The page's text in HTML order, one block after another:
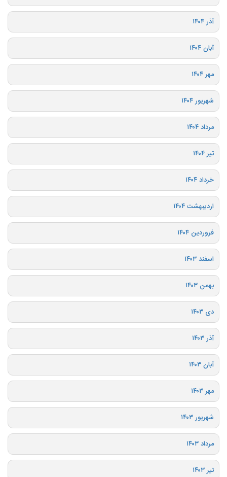
آذر ۱۴۰۴
آبان ۱۴۰۴
مهر ۱۴۰۴
شهریور ۱۴۰۴
مرداد ۱۴۰۴
تیر ۱۴۰۴
خرداد ۱۴۰۴
اردیبهشت ۱۴۰۴
فروردین ۱۴۰۴
اسفند ۱۴۰۳
بهمن ۱۴۰۳
دی ۱۴۰۳
آذر ۱۴۰۳
آبان ۱۴۰۳
مهر ۱۴۰۳
شهریور ۱۴۰۳
مرداد ۱۴۰۳
تیر ۱۴۰۳